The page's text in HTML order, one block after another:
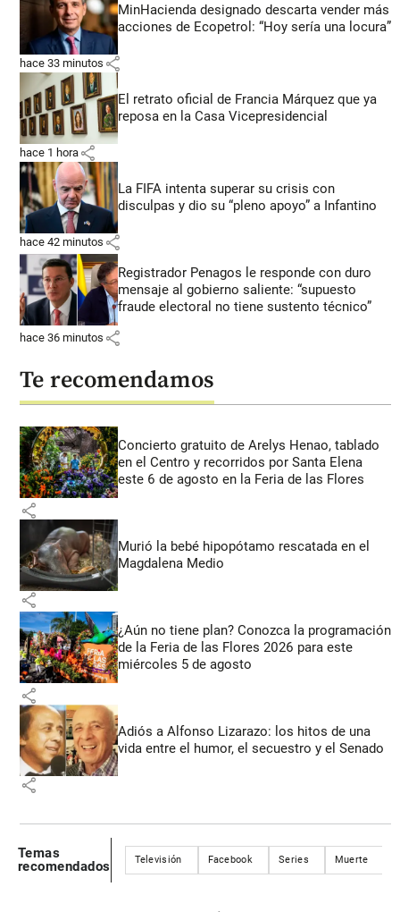
MinHacienda designado descarta vender más
acciones de Ecopetrol: “Hoy sería una locura”
hace 33 minutos share
El retrato oficial de Francia Márquez que ya
reposa en la Casa Vicepresidencial
hace 1 hora share
La FIFA intenta superar su crisis con
disculpas y dio su “pleno apoyo” a Infantino
hace 42 minutos share
Registrador Penagos le responde con duro
mensaje al gobierno saliente: “supuesto
fraude electoral no tiene sustento técnico”
hace 36 minutos share
Te recomendamos
Concierto gratuito de Arelys Henao, tablado
en el Centro y recorridos por Santa Elena
este 6 de agosto en la Feria de las Flores
share
Murió la bebé hipopótamo rescatada en el
Magdalena Medio
share
¿Aún no tiene plan? Conozca la programación
de la Feria de las Flores 2026 para este
miércoles 5 de agosto
share
Adiós a Alfonso Lizarazo: los hitos de una
vida entre el humor, el secuestro y el Senado
share
Temas
recomendados
Televisión Facebook Series Muerte